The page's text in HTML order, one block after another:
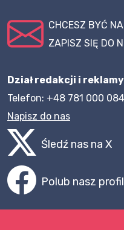
CHCESZ BYĆ
ZAPISZ SIĘ DO
Dział redakcji i
Telefon: +48 781 000 084
Napisz do nas
Śledź nas na X
Polub nasz